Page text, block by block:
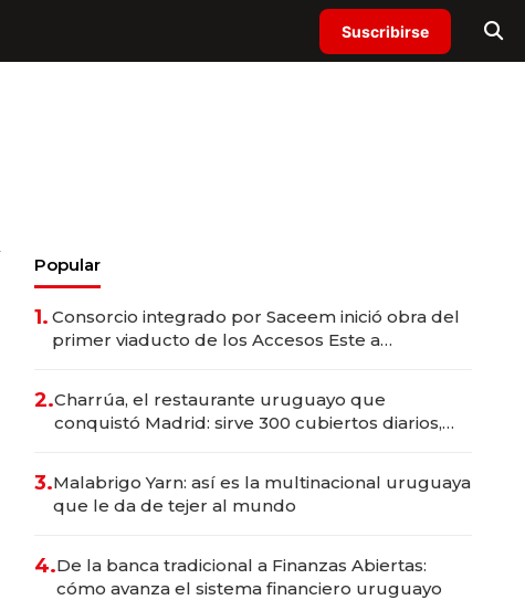
Suscribirse
Popular
1. Consorcio integrado por Saceem inició obra del
primer viaducto de los Accesos Este a
2.Charrúa, el restaurante uruguayo que
conquistó Madrid: sirve 300 cubiertos diarios,
3.Malabrigo Yarn: así es la multinacional uruguaya
que le da de tejer al mundo
4.De la banca tradicional a Finanzas Abiertas:
cómo avanza el sistema financiero uruguayo